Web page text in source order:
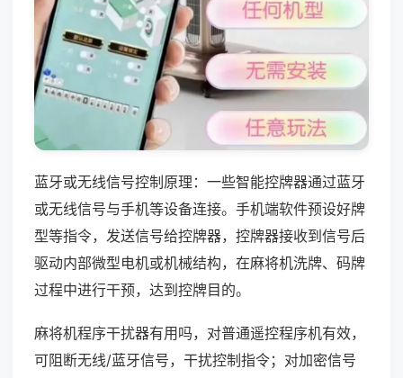
蓝牙或无线信号控制原理：一些智能控牌器通过蓝牙
或无线信号与手机等设备连接。手机端软件预设好牌
型等指令，发送信号给控牌器，控牌器接收到信号后
驱动内部微型电机或机械结构，在麻将机洗牌、码牌
过程中进行干预，达到控牌目的。
麻将机程序干扰器有用吗，对普通遥控程序机有效，
可阻断无线/蓝牙信号，干扰控制指令；对加密信号